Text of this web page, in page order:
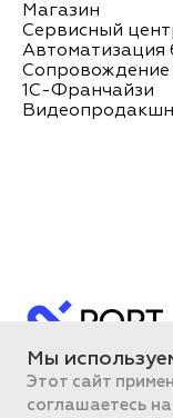
Магазин
Сервисный
Автоматизация
Сопровождение
1С-Франчайзи
Видеопродакшн
Мы
Этот сайт
соглашаетесь